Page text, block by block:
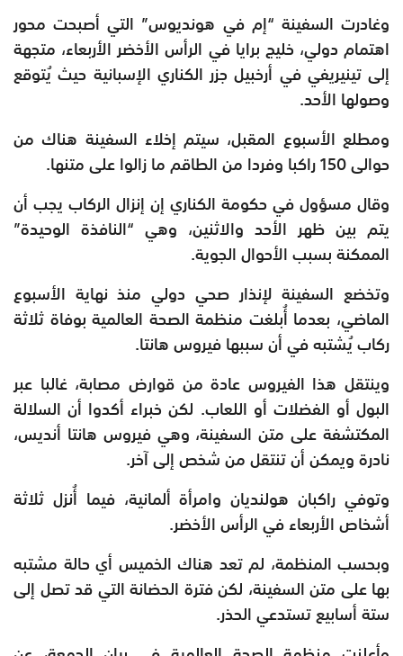
وغادرت السفينة “إم في هونديوس” التي أصبحت محور
اهتمام دولي، خليج برايا في الرأس الأخضر الأربعاء، متجهة
إلى تينيريفي في أرخبيل جزر الكناري الإسبانية حيث يُتوقع
وصولها الأحد.
ومطلع الأسبوع المقبل، سيتم إخلاء السفينة هناك من
حوالى 150 راكبا وفردا من الطاقم ما زالوا على متنها.
وقال مسؤول في حكومة الكناري إن إنزال الركاب يجب أن
يتم بين ظهر الأحد والاثنين، وهي “النافذة الوحيدة”
الممكنة بسبب الأحوال الجوية.
وتخضع السفينة لإنذار صحي دولي منذ نهاية الأسبوع
الماضي، بعدما أُبلغت منظمة الصحة العالمية بوفاة ثلاثة
ركاب يُشتبه في أن سببها فيروس هانتا.
وينتقل هذا الفيروس عادة من قوارض مصابة، غالبا عبر
البول أو الفضلات أو اللعاب. لكن خبراء أكدوا أن السلالة
المكتشفة على متن السفينة، وهي فيروس هانتا أنديس،
نادرة ويمكن أن تنتقل من شخص إلى آخر.
وتوفي راكبان هولنديان وامرأة ألمانية، فيما أُنزل ثلاثة
أشخاص الأربعاء في الرأس الأخضر.
وبحسب المنظمة، لم تعد هناك الخميس أي حالة مشتبه
بها على متن السفينة، لكن فترة الحضانة التي قد تصل إلى
ستة أسابيع تستدعي الحذر.